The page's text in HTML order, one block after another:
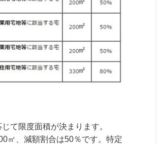
て限度面積が決まります。
㎡、減額割合は50％です。特定